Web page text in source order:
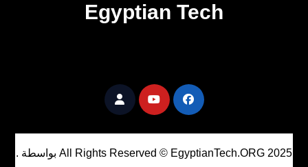
Egyptian Tech
All Rights Reserved © EgyptianTech.ORG 2025 بواسطة .